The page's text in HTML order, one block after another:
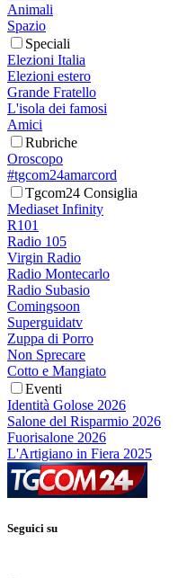
Animali
Spazio
Speciali
Elezioni Italia
Elezioni estero
Grande Fratello
L'isola dei famosi
Amici
Rubriche
Oroscopo
#tgcom24amarcord
Tgcom24 Consiglia
Mediaset Infinity
R101
Radio 105
Virgin Radio
Radio Montecarlo
Radio Subasio
Comingsoon
Superguidatv
Zuppa di Porro
Non Sprecare
Cotto e Mangiato
Eventi
Identità Golose 2026
Salone del Risparmio 2026
Fuorisalone 2026
L'Artigiano in Fiera 2025
Seguici su